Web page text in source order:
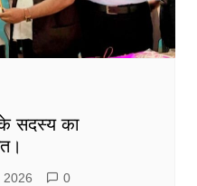
के सदस्य का
2026 0